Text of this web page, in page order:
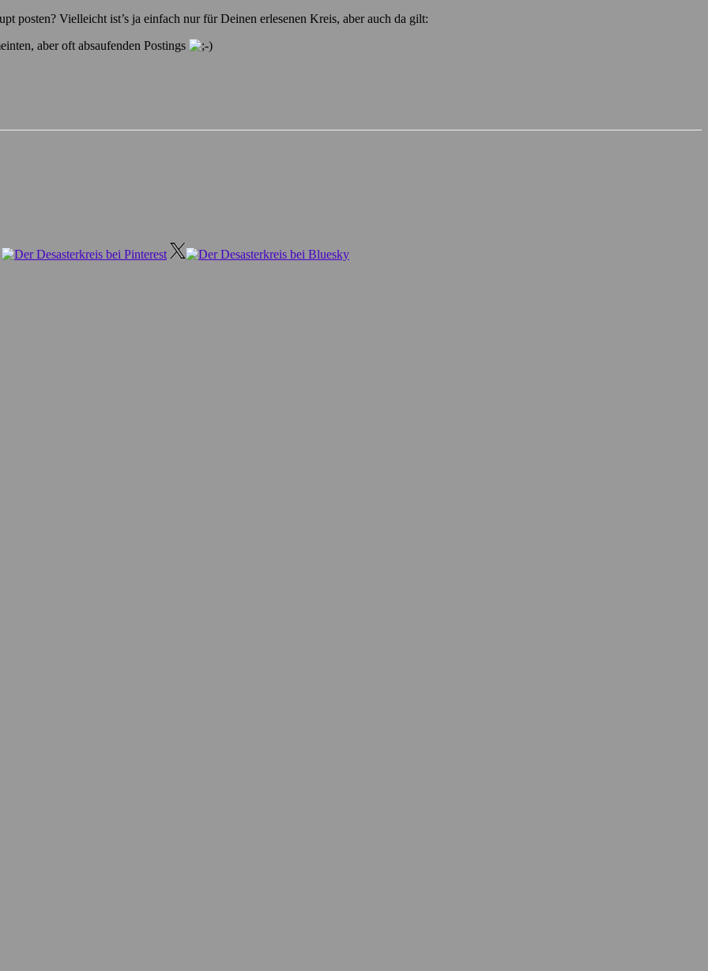
posten? Vielleicht ist’s ja einfach nur für Deinen erlesenen Kreis, aber auch da gilt:
aber oft absaufenden Postings